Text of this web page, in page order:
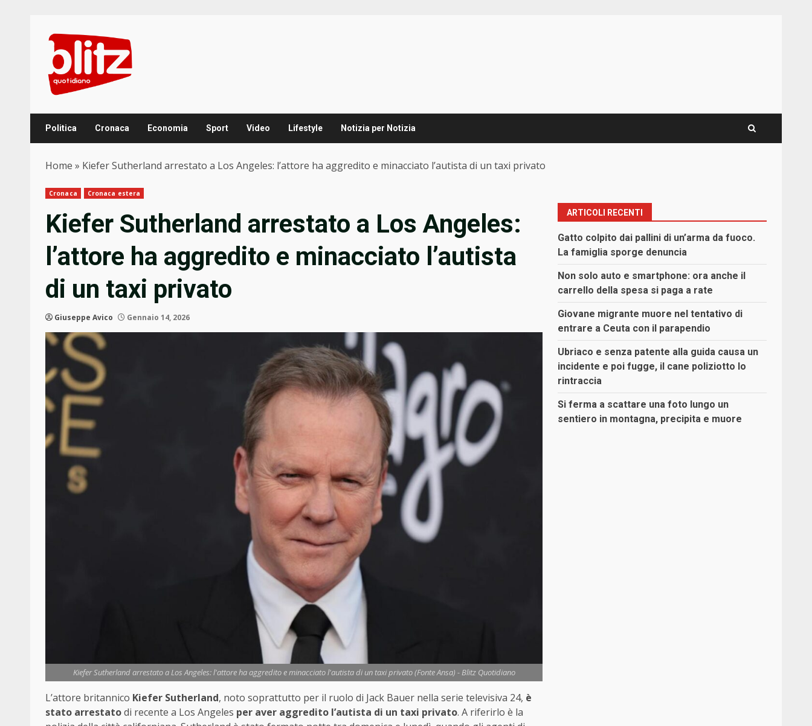
content
Politica Cronaca Economia Sport Video Lifestyle Notizia per Notizia
Home » Kiefer Sutherland arrestato a Los Angeles: l’attore ha aggredito e minacciato l’autista di un taxi privato
Cronaca Cronaca estera
Kiefer Sutherland arrestato a Los Angeles:
l’attore ha aggredito e minacciato l’autista
di un taxi privato
Giuseppe Avico Gennaio 14, 2026
Kiefer Sutherland arrestato a Los Angeles: l'attore ha aggredito e minacciato l'autista di un taxi privato (Fonte Ansa) - Blitz Quotidiano
L’attore britannico Kiefer Sutherland, noto soprattutto per il ruolo di Jack Bauer nella serie televisiva 24, è
stato arrestatodi recente a Los Angeles per aver aggredito l’autista di un taxi privato. A riferirlo è la
ARTICOLI RECENTI
Gatto colpito dai pallini di un’arma da fuoco.
La famiglia sporge denuncia
Non solo auto e smartphone: ora anche il
carrello della spesa si paga a rate
Giovane migrante muore nel tentativo di
entrare a Ceuta con il parapendio
Ubriaco e senza patente alla guida causa un
incidente e poi fugge, il cane poliziotto lo
rintraccia
Si ferma a scattare una foto lungo un
sentiero in montagna, precipita e muore